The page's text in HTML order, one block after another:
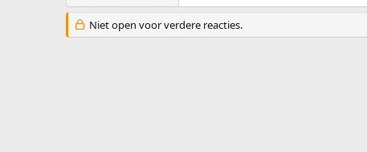
Niet open voor verdere reacties.